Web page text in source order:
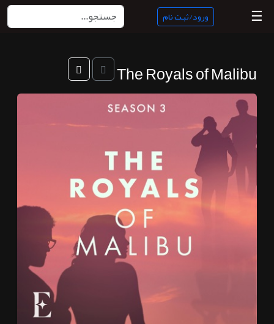
منبع
ناب
جستجو
ها
☰ ورود/ثبت نام
The Royals of Malibu